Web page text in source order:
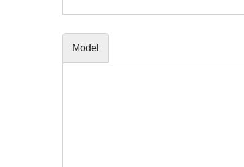
Model